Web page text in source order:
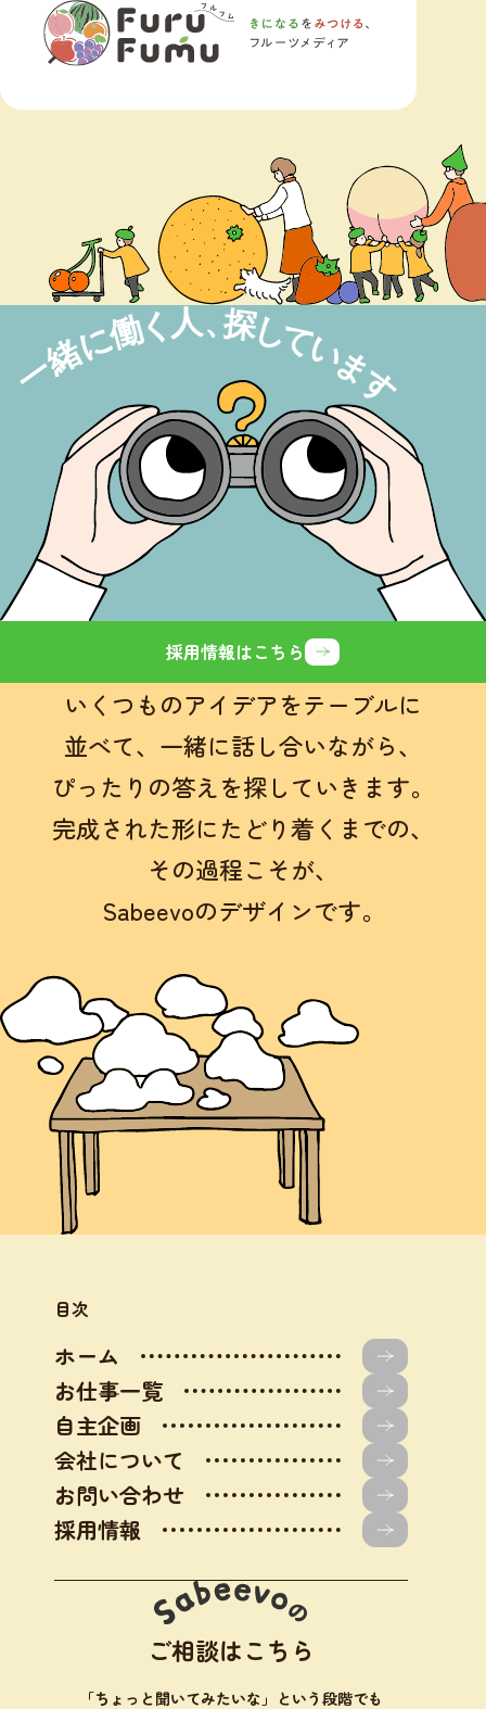
採用情報はこちら
いくつものアイデアをテーブルに
並べて、 一緒に話し合いながら、
ぴったりの答えを探していきます。
完成された形にたどり着くまでの、
その過程こそが、
Sabeevoのデザインです。
目次
ホーム
お仕事一覧
自主企画
会社について
お問い合わせ
採用情報
ご相談はこちら
「ちょっと聞いてみたいな」という段階でも